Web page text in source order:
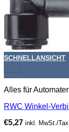
+
SCHNELLANSICHT
Alles für
RWC Winkel-
€5,27 inkl. MwSt./Tax